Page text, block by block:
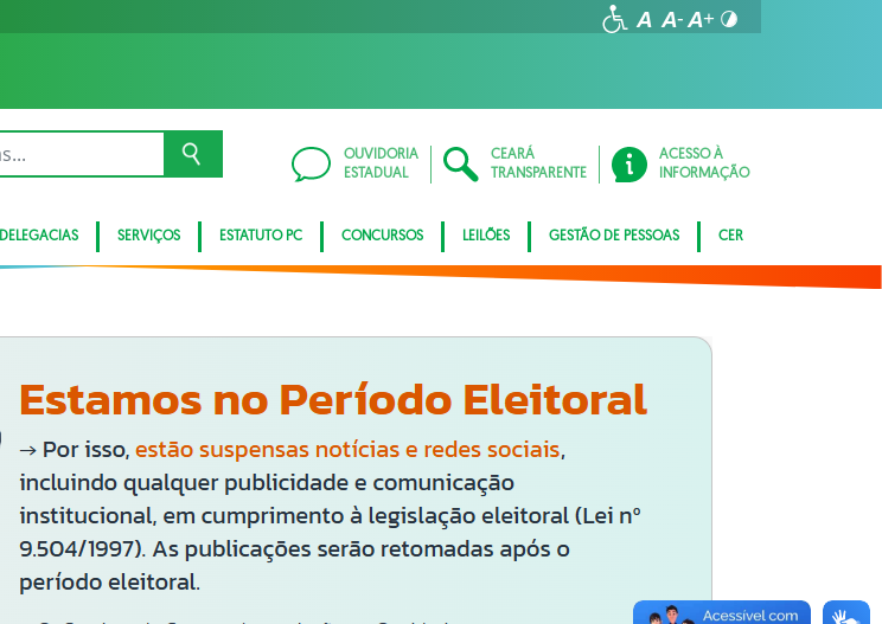
OUVIDORIA
ESTADUAL
CEARÁ
TRANSPARENTE
ACESSO À
INFORMAÇÃO
DELEGACIAS SERVIÇOS ESTATUTO PC CONCURSOS LEILÕES GESTÃO DE PESSOAS CER